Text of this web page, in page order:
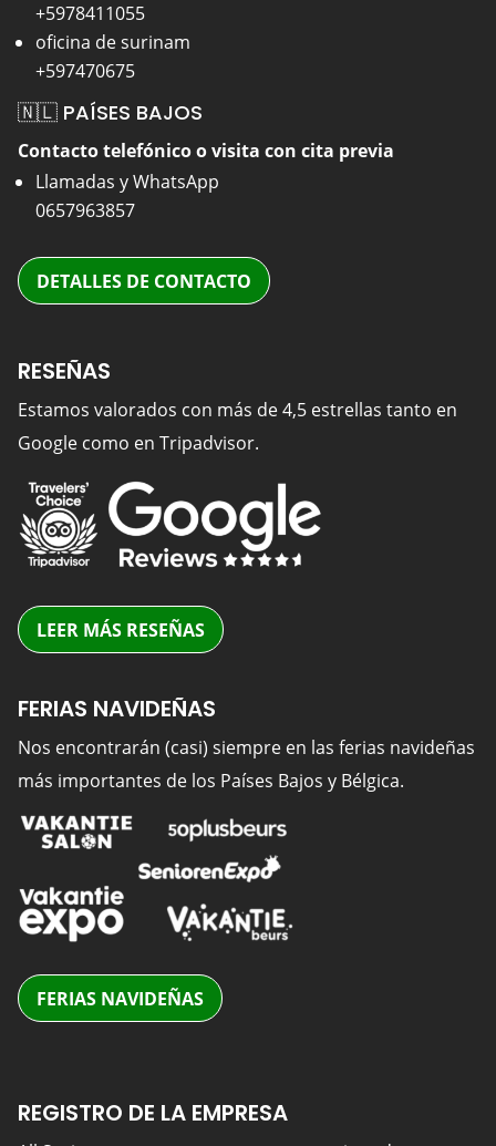
+5978411055
oficina de surinam
+597470675
🇳🇱 PAÍSES BAJOS
Contacto telefónico o visita con cita previa
Llamadas y WhatsApp
0657963857
DETALLES DE CONTACTO
RESEÑAS
Estamos valorados con más de 4,5 estrellas tanto en
Google como en Tripadvisor.
LEER MÁS RESEÑAS
FERIAS NAVIDEÑAS
Nos encontrarán (casi) siempre en las ferias navideñas
más importantes de los Países Bajos y Bélgica.
FERIAS NAVIDEÑAS
REGISTRO DE LA EMPRESA